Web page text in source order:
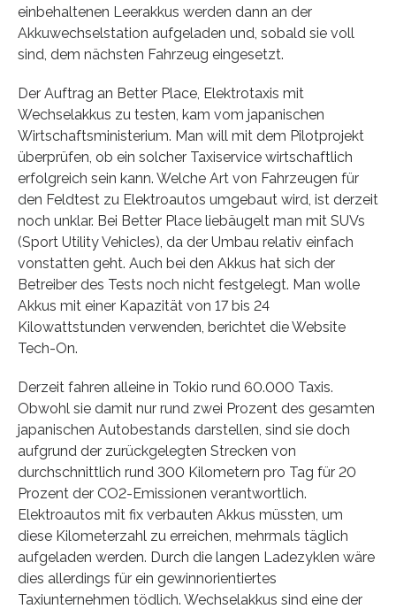
einbehaltenen Leerakkus werden dann an der
Akkuwechselstation aufgeladen und, sobald sie voll
sind, dem nächsten Fahrzeug eingesetzt.
Der Auftrag an Better Place, Elektrotaxis mit
Wechselakkus zu testen, kam vom japanischen
Wirtschaftsministerium. Man will mit dem Pilotprojekt
überprüfen, ob ein solcher Taxiservice wirtschaftlich
erfolgreich sein kann. Welche Art von Fahrzeugen für
den Feldtest zu Elektroautos umgebaut wird, ist derzeit
noch unklar. Bei Better Place liebäugelt man mit SUVs
(Sport Utility Vehicles), da der Umbau relativ einfach
vonstatten geht. Auch bei den Akkus hat sich der
Betreiber des Tests noch nicht festgelegt. Man wolle
Akkus mit einer Kapazität von 17 bis 24
Kilowattstunden verwenden, berichtet die Website
Tech-On.
Derzeit fahren alleine in Tokio rund 60.000 Taxis.
Obwohl sie damit nur rund zwei Prozent des gesamten
japanischen Autobestands darstellen, sind sie doch
aufgrund der zurückgelegten Strecken von
durchschnittlich rund 300 Kilometern pro Tag für 20
Prozent der CO2-Emissionen verantwortlich.
Elektroautos mit fix verbauten Akkus müssten, um
diese Kilometerzahl zu erreichen, mehrmals täglich
aufgeladen werden. Durch die langen Ladezyklen wäre
dies allerdings für ein gewinnorientiertes
Taxiunternehmen tödlich. Wechselakkus sind eine der